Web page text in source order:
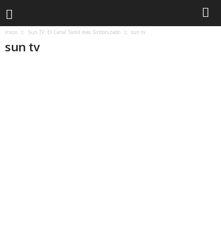
Inicio Sun TV: El Canal Tamil mas Sintonizado sun tv
sun tv